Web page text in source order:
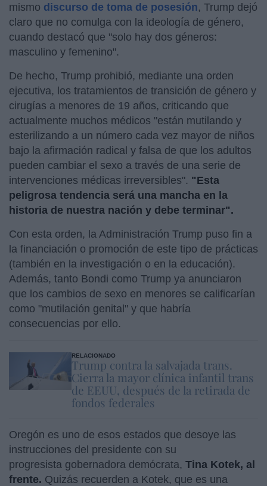
mismo discurso de toma de posesión, Trump dejó
claro que no comulga con la ideología de género,
cuando destacó que "solo hay dos géneros:
masculino y femenino".
De hecho, Trump prohibió, mediante una orden
ejecutiva, los tratamientos de transición de género y
cirugías a menores de 19 años, criticando que
actualmente muchos médicos "están mutilando y
esterilizando a un número cada vez mayor de niños
bajo la afirmación radical y falsa de que los adultos
pueden cambiar el sexo a través de una serie de
intervenciones médicas irreversibles". "Esta
peligrosa tendencia será una mancha en la
historia de nuestra nación y debe terminar".
Con esta orden, la Administración Trump puso fin a
la financiación o promoción de este tipo de prácticas
(también en la investigación o en la educación).
Además, tanto Bondi como Trump ya anunciaron
que los cambios de sexo en menores se calificarían
como "mutilación genital" y que habría
consecuencias por ello.
RELACIONADO
Trump contra la salvajada trans.
Cierra la mayor clínica infantil trans
de EEUU, después de la retirada de
fondos federales
Oregón es uno de esos estados que desoye las
instrucciones del presidente con su
progresista gobernadora demócrata, Tina Kotek, al
frente. Quizás recuerden a Kotek, que es una